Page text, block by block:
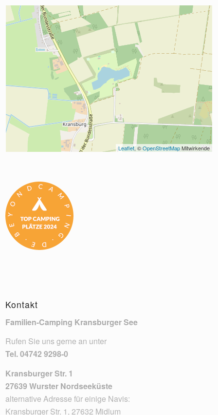
Leaflet, © OpenStreetMap Mitwirkende
Kontakt
Familien-Camping Kransburger See
Rufen Sie uns gerne an unter
Tel.04742 9298-0
Kransburger Str. 1
27639 Wurster Nordseeküste
alternative Adresse für einige Navis:
Kransburger Str. 1, 27632 Midlum